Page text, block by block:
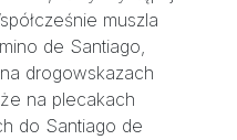
muszla
de Santiago,
drogowskazach
na plecakach
do Santiago de